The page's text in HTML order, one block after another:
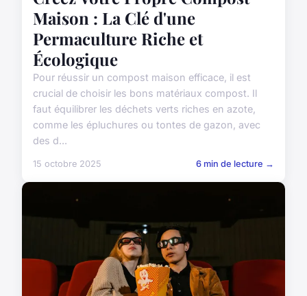
Maison : La Clé d'une
Permaculture Riche et
Écologique
Pour réussir un compost maison efficace, il est
crucial de choisir les bons matériaux compost. Il
faut équilibrer les déchets verts riches en azote,
comme les épluchures ou tontes de gazon, avec
des d...
15 octobre 2025 6 min de lecture →